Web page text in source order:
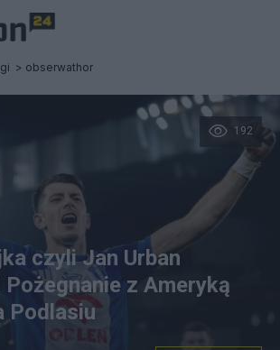
obserwathor
192
czyli Jan Urban
z Ameryką
Podlasiu